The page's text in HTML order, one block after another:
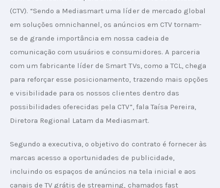
(CTV). “Sendo a Mediasmart uma líder de mercado global
em soluções omnichannel, os anúncios em CTV tornam-
se de grande importância em nossa cadeia de
comunicação com usuários e consumidores. A parceria
com um fabricante líder de Smart TVs, como a TCL, chega
para reforçar esse posicionamento, trazendo mais opções
e visibilidade para os nossos clientes dentro das
possibilidades oferecidas pela CTV”, fala Taísa Pereira,
Diretora Regional Latam da Mediasmart.
Segundo a executiva, o objetivo do contrato é fornecer às
marcas acesso a oportunidades de publicidade,
incluindo os espaços de anúncios na tela inicial e aos
canais de TV grátis de streaming, chamados fast